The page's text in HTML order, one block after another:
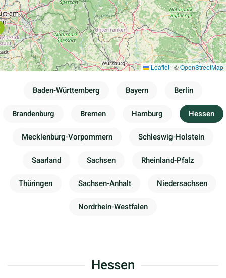
Leaflet|©OpenStreetMap
Baden-Württemberg Bayern Berlin
Brandenburg Bremen Hamburg Hessen
Mecklenburg-Vorpommern Schleswig-Holstein
Saarland Sachsen Rheinland-Pfalz
Thüringen Sachsen-Anhalt Niedersachsen
Nordrhein-Westfalen
Hessen